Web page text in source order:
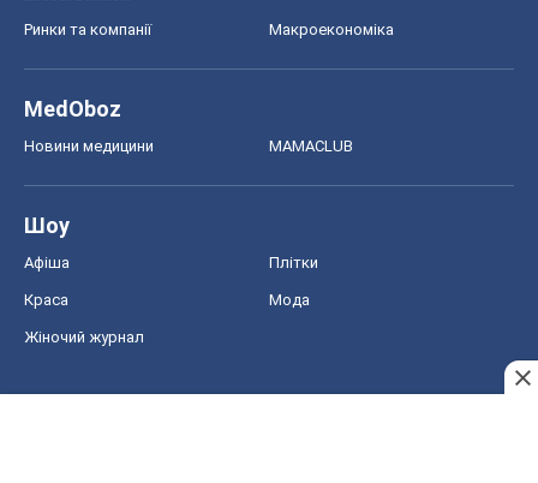
Ринки та компанії Макроекономіка
MedOboz
Новини медицини MAMACLUB
Шоу
Афіша Плітки
Краса Мода
Жіночий журнал